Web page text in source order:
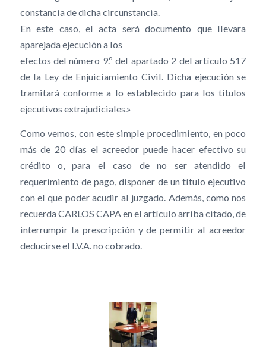
constancia de dicha circunstancia.
En este caso, el acta será documento que llevara
aparejada ejecución a los
efectos del número 9.º del apartado 2 del artículo 517
de la Ley de Enjuiciamiento Civil. Dicha ejecución se
tramitará conforme a lo establecido para los títulos
ejecutivos extrajudiciales.»
Como vemos, con este simple procedimiento, en poco
más de 20 días el acreedor puede hacer efectivo su
crédito o, para el caso de no ser atendido el
requerimiento de pago, disponer de un título ejecutivo
con el que poder acudir al juzgado. Además, como nos
recuerda CARLOS CAPA en el artículo arriba citado, de
interrumpir la prescripción y de permitir al acreedor
deducirse el I.V.A. no cobrado.